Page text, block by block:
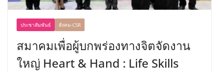
ประชาสัมพันธ์ สังคม-CSR
สมาคมเพื่อผู้บกพร่องทางจิตจัดงาน
ใหญ่ Heart & Hand : Life Skills